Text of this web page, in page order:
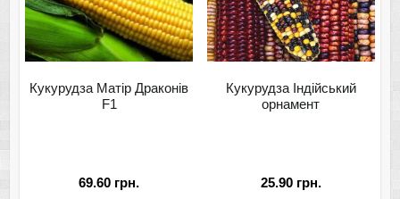
Кукурудза Матір Драконів
F1
69.60 грн.
Кукурудза Індійський
орнамент
25.90 грн.